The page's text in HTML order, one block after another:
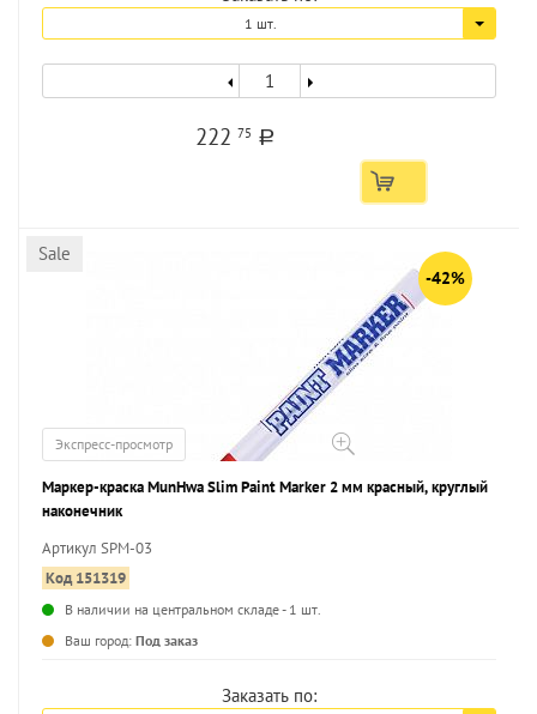
1 шт.
22275 a
Sale
-42%
Экспресс-просмотр
Маркер-краска MunHwa Slim Paint Marker 2 мм красный, круглый
наконечник
Артикул SPM-03
Код 151319
В наличии на центральном складе - 1 шт.
Ваш город: Под заказ
Заказать по: